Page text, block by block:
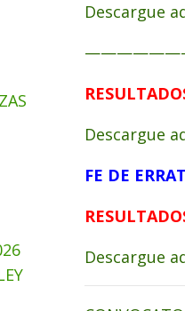
Descargue
Descargue
FE DE
Descargue